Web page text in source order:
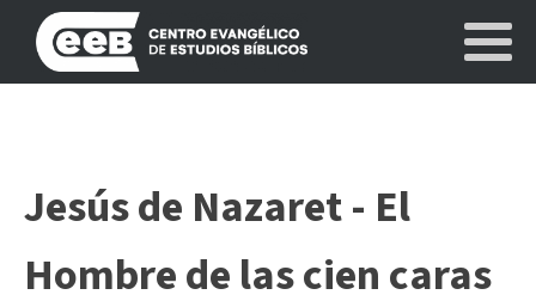
Jesús de Nazaret - El
Hombre de las cien caras